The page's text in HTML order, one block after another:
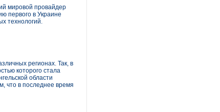
мировой провайдер
первого в Украине
технологий.
регионах. Так, в
которого стала
области
что в последнее время